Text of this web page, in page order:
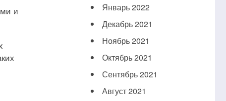
и
Январь 2022
Декабрь 2021
Ноябрь 2021
Октябрь 2021
Сентябрь 2021
Август 2021